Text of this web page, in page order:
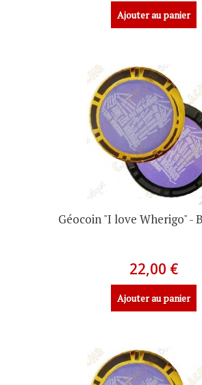
Ajouter au panier
Géocoin "I love Wherigo" -
22,00 €
Ajouter au panier